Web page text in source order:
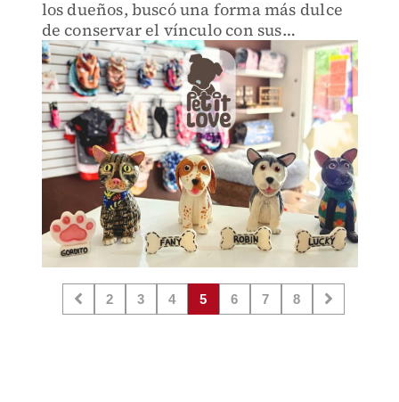
los dueños, buscó una forma más dulce
de conservar el vínculo con sus
mascotas.
2 3 4 5 6 7 8